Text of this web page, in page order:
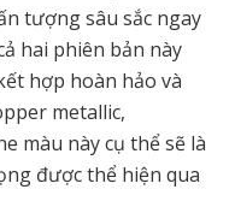
tượng sâu sắc ngay
hai phiên bản này
hợp hoàn hảo và
metallic,
màu này cụ thể sẽ là
được thể hiện qua